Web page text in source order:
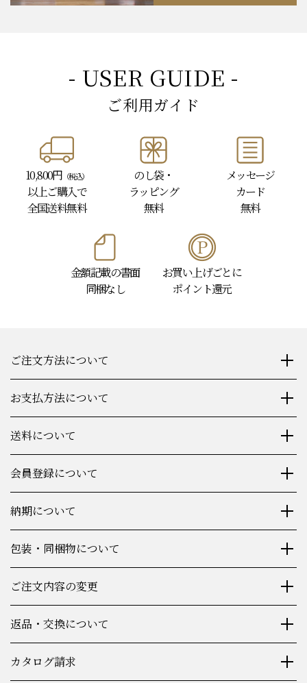
- USER GUIDE -
ご利用ガイド
10,800円 （税込）
以上ご購入で
全国送料無料
のし袋・
ラッピング
無料
メッセージ
カード
無料
金額記載の書面
同梱なし
お買い上げごとに
ポイント還元
ご注文方法について
お支払方法について
送料について
会員登録について
納期について
包装・同梱物について
ご注文内容の変更
返品・交換について
カタログ請求